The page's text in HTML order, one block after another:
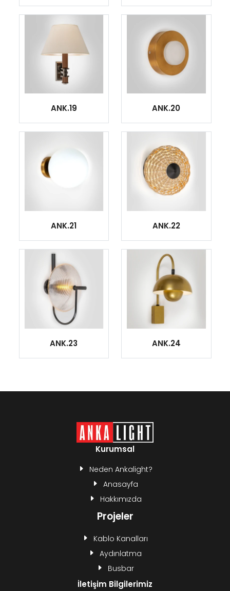
ANK.19 ANK.20
ANK.21 ANK.22
ANK.23 ANK.24
Kurumsal
Neden Ankalight?
Anasayfa
Hakkımızda
Projeler
Kablo Kanalları
Aydınlatma
Busbar
İletişim Bilgilerimiz